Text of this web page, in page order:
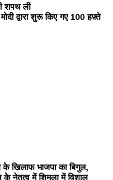
शपथ ली
द्वारा शुरू किए गए 100 हफ़्ते
के खिलाफ भाजपा का बिगुल,
के नेतृत्व में शिमला में विशाल